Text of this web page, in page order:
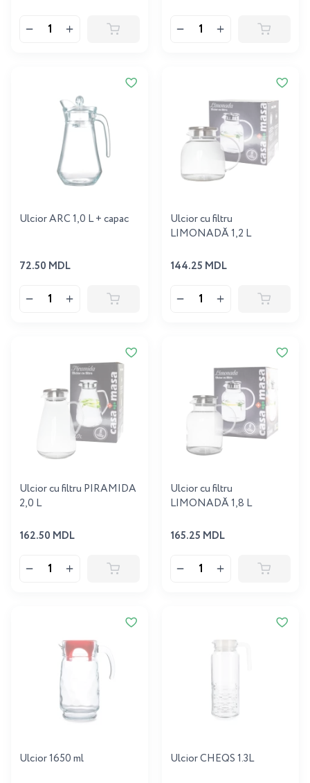
Ulcior ARC 1,0 L + capac
72.50 MDL
Ulcior cu filtru
LIMONADĂ 1,2 L
144.25 MDL
Ulcior cu filtru PIRAMIDA
2,0 L
162.50 MDL
Ulcior cu filtru
LIMONADĂ 1,8 L
165.25 MDL
Ulcior 1650 ml Ulcior CHEQS 1.3L